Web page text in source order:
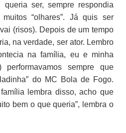
ser, sempre respondia
“olhares”. Já quis ser
(risos). Depois de um tempo
na verdade, ser ator. Lembro
na família, eu e minha
performavamos sempre que
do MC Bola de Fogo.
lembra disso, acho que
bem o que queria”, lembra o